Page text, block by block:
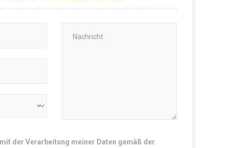
mit der Verarbeitung meiner Daten gemäß der